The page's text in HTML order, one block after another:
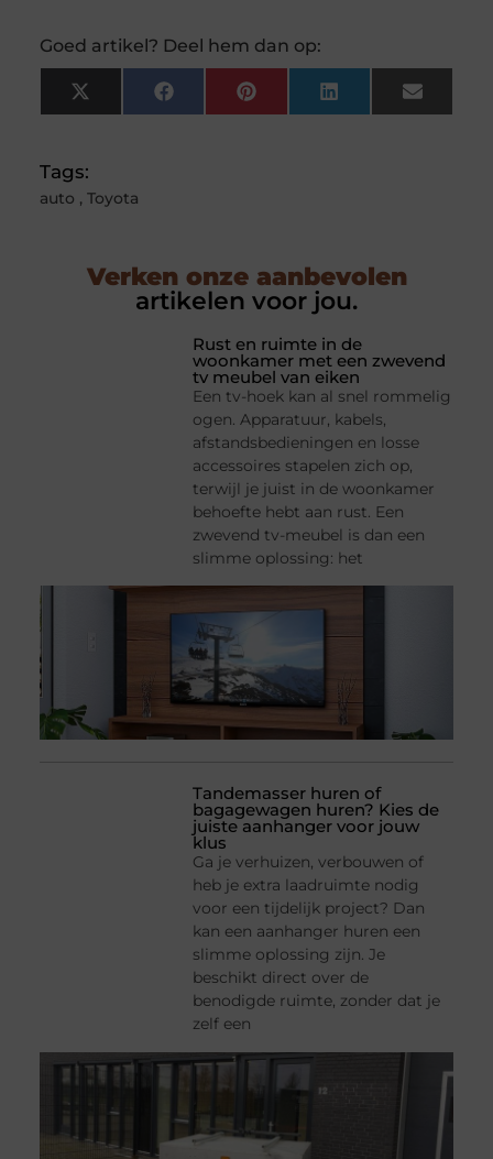
Goed artikel? Deel hem dan op:
X
(Twitter)
FacebookPinterestLinkedInEmail
Tags:
auto , Toyota
Verken onze aanbevolen
artikelen voor jou.
Rust en ruimte in de
woonkamer met een zwevend
tv meubel van eiken
Een tv-hoek kan al snel rommelig
ogen. Apparatuur, kabels,
afstandsbedieningen en losse
accessoires stapelen zich op,
terwijl je juist in de woonkamer
behoefte hebt aan rust. Een
zwevend tv-meubel is dan een
slimme oplossing: het
Tandemasser huren of
bagagewagen huren? Kies de
juiste aanhanger voor jouw
klus
Ga je verhuizen, verbouwen of
heb je extra laadruimte nodig
voor een tijdelijk project? Dan
kan een aanhanger huren een
slimme oplossing zijn. Je
beschikt direct over de
benodigde ruimte, zonder dat je
zelf een